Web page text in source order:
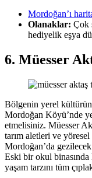
Mordoğan’ı
Olanaklar: Çok
hediyelik eşya
6. Müesser
Bölgenin yerel
Mordoğan Köyü’nde
etmelisiniz. Müesser
tarım aletleri ve
Mordoğan’da
Eski bir okul binasında
yaşam tarzını tüm